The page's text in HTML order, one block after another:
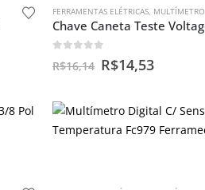
FERRAMENTAS ELÉTRICAS, MULTÍMETRO
R$16,14 R$14,53